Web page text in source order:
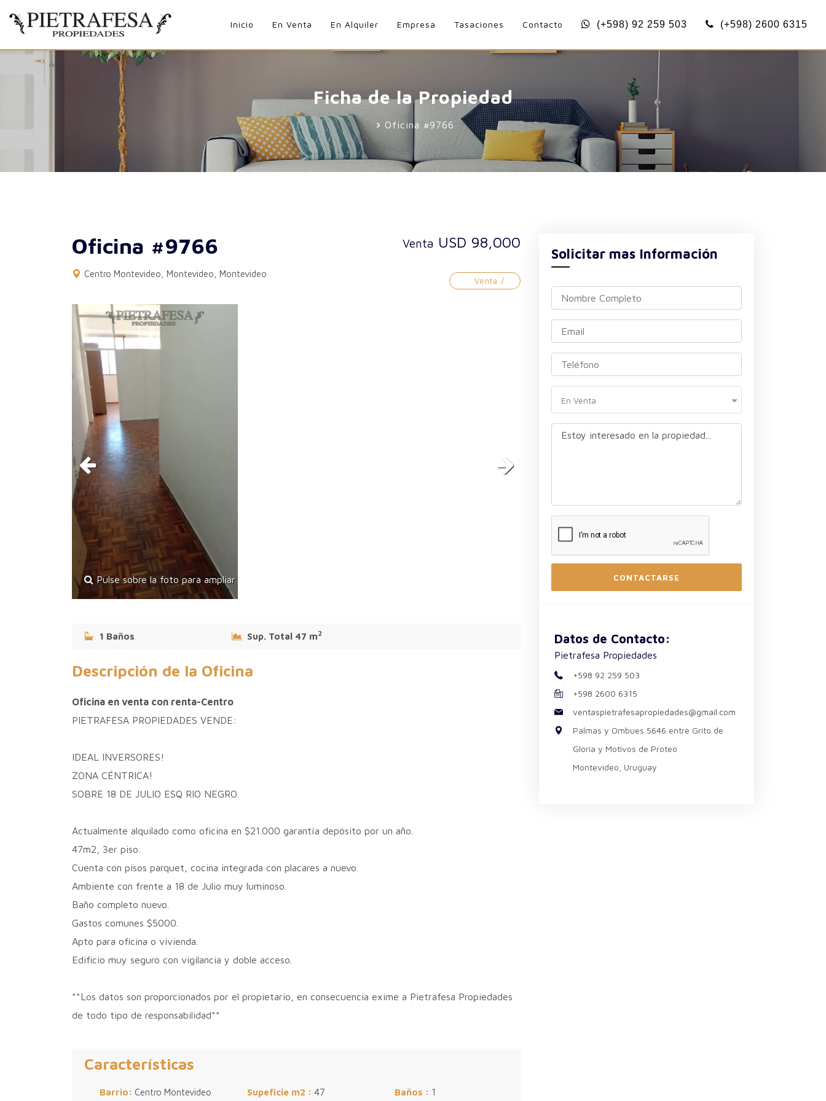
Inicio En Venta En Alquiler Empresa Tasaciones Contacto (+598) 92 259 503 (+598) 2600 6315
Ficha de la Propiedad
Oficina #9766
Oficina #9766 Venta USD 98,000
Centro Montevideo, Montevideo, Montevideo
Venta /
Previous Next
Pulse sobre la foto para ampliar
1 Baños Sup. Total 47 m2
Descripción de la Oficina
Oficina en venta con renta-Centro
PIETRAFESA PROPIEDADES VENDE:
IDEAL INVERSORES!
ZONA CÉNTRICA!
SOBRE 18 DE JULIO ESQ RIO NEGRO.
Actualmente alquilado como oficina en $21.000 garantía depósito por un año.
47m2, 3er piso.
Cuenta con pisos parquet, cocina integrada con placares a nuevo.
Ambiente con frente a 18 de Julio muy luminoso.
Baño completo nuevo.
Gastos comunes $5000.
Apto para oficina o vivienda.
Edificio muy seguro con vigilancia y doble acceso.
**Los datos son proporcionados por el propietario, en consecuencia exime a Pietrafesa Propiedades
de todo tipo de responsabilidad**
Características
Barrio: Centro Montevideo Supeficie m2 : 47 Baños : 1
Solicitar mas Información
En Venta
CONTACTARSE
Datos de Contacto:
Pietrafesa Propiedades
+598 92 259 503
+598 2600 6315
ventaspietrafesapropiedades@gmail.com
Palmas y Ombues 5646 entre Grito de
Gloria y Motivos de Proteo
Montevideo, Uruguay